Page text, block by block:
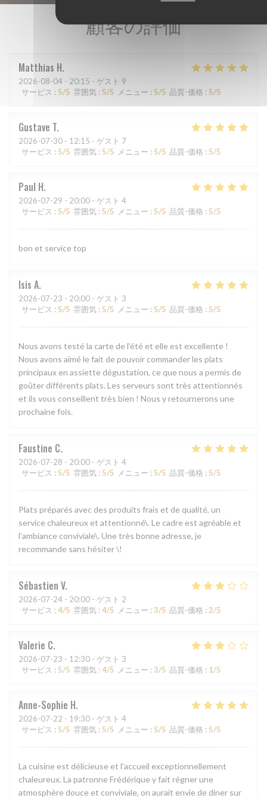
顧客の評価
Matthias H
2026-08-04 - 20:15 - ゲスト 9
サービス : 5/5 雰囲気 : 5/5 メニュー : 5/5 品質-価格 : 5/5
Gustave T
2026-07-30 - 12:15 - ゲスト 7
サービス : 5/5 雰囲気 : 5/5 メニュー : 5/5 品質-価格 : 5/5
Paul H
2026-07-29 - 20:00 - ゲスト 4
サービス : 5/5 雰囲気 : 5/5 メニュー : 5/5 品質-価格 : 5/5
bon et service top
Isis A
2026-07-23 - 20:00 - ゲスト 3
サービス : 5/5 雰囲気 : 5/5 メニュー : 5/5 品質-価格 : 5/5
Nous avons testé la carte de l'été et elle est excellente !
Nous avons aimé le fait de pouvoir commander les plats
principaux en assiette dégustation, ce que nous a permis de
goûter différents plats. Les serveurs sont très attentionnés
et ils vous conseillent très bien ! Nous y retournerons une
prochaine fois.
Faustine C
2026-07-28 - 20:00 - ゲスト 4
サービス : 5/5 雰囲気 : 5/5 メニュー : 5/5 品質-価格 : 5/5
Plats préparés avec des produits frais et de qualité, un
service chaleureux et attentionné\. Le cadre est agréable et
l’ambiance conviviale\. Une très bonne adresse, je
recommande sans hésiter \!
Sébastien V
2026-07-24 - 20:00 - ゲスト 2
サービス : 4/5 雰囲気 : 4/5 メニュー : 3/5 品質-価格 : 2/5
Valerie C
2026-07-23 - 12:30 - ゲスト 3
サービス : 5/5 雰囲気 : 4/5 メニュー : 3/5 品質-価格 : 1/5
Anne-Sophie H
2026-07-22 - 19:30 - ゲスト 4
サービス : 5/5 雰囲気 : 5/5 メニュー : 5/5 品質-価格 : 5/5
La cuisine est délicieuse et l'accueil exceptionnellement
chaleureux. La patronne Frédérique y fait régner une
atmosphère douce et conviviale, on aurait envie de diner sur